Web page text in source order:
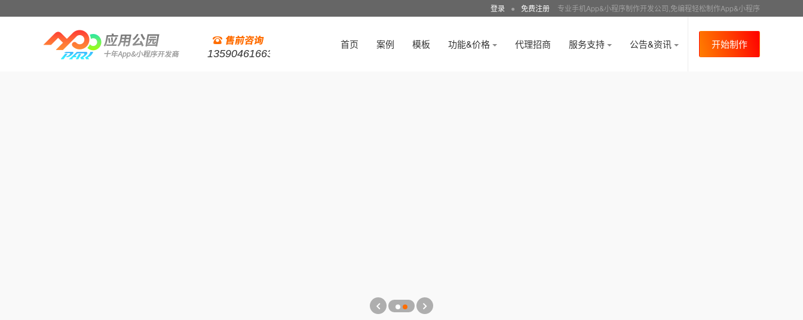
登录 ● 免费注册 专业手机App&小程序制作开发公司,免编程轻松制作App&小程序
13590461663
首页 案例 模板 功能&价格 代理招商 服务支持 公告&资讯 开始制作